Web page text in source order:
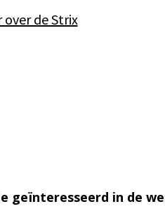
over de Strix
geïnteresseerd in de